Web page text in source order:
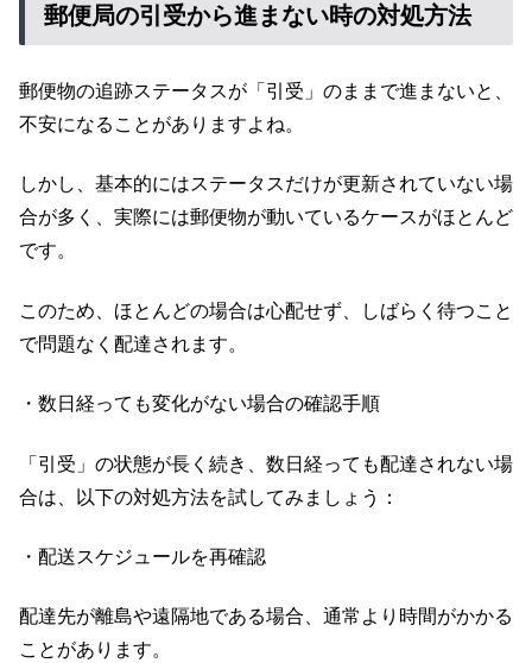
郵便局の引受から進まない時の対処方法
郵便物の追跡ステータスが「引受」のままで進まないと、
不安になることがありますよね。
しかし、基本的にはステータスだけが更新されていない場
合が多く、実際には郵便物が動いているケースがほとんど
です。
このため、ほとんどの場合は心配せず、しばらく待つこと
で問題なく配達されます。
・数日経っても変化がない場合の確認手順
「引受」の状態が長く続き、数日経っても配達されない場
合は、以下の対処方法を試してみましょう：
・配送スケジュールを再確認
配達先が離島や遠隔地である場合、通常より時間がかかる
ことがあります。